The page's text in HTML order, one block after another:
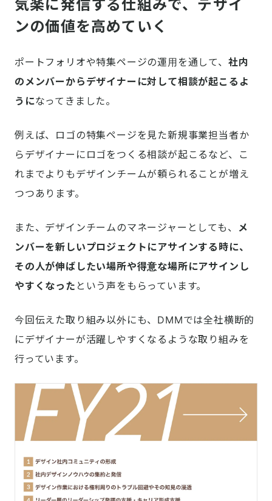
気楽に発信する仕組みで、デザイ
ンの価値を高めていく
ポートフォリオや特集ページの運用を通して、 社内
のメンバーからデザイナーに対して相談が起こるよ
うになってきました。
例えば、ロゴの特集ページを見た新規事業担当者か
らデザイナーにロゴをつくる相談が起こるなど、こ
れまでよりもデザインチームが頼られることが増え
つつあります。
また、デザインチームのマネージャーとしても、 メ
ンバーを新しいプロジェクトにアサインする時に、
その人が伸ばしたい場所や得意な場所にアサインし
やすくなった という声をもらっています。
今回伝えた取り組み以外にも、DMMでは全社横断的
にデザイナーが活躍しやすくなるような取り組みを
行っています。